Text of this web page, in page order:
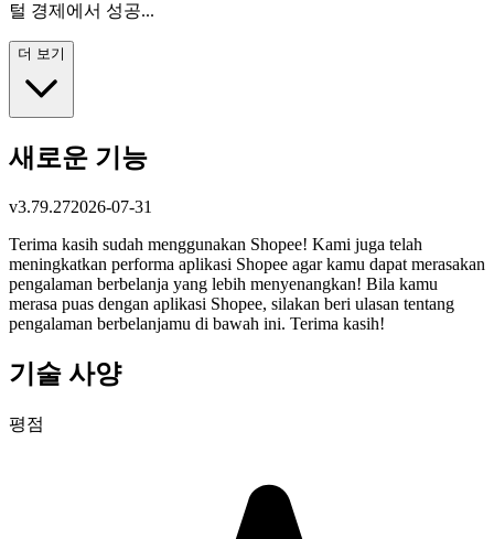
털 경제에서 성공...
더 보기
새로운 기능
v3.79.272026-07-31
Terima kasih sudah menggunakan Shopee! Kami juga telah
meningkatkan performa aplikasi Shopee agar kamu dapat merasakan
pengalaman berbelanja yang lebih menyenangkan! Bila kamu
merasa puas dengan aplikasi Shopee, silakan beri ulasan tentang
pengalaman berbelanjamu di bawah ini. Terima kasih!
기술 사양
평점